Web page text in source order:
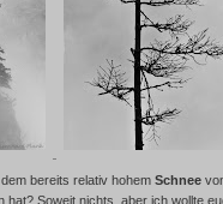
bereits relativ hohem Schnee
hat? Soweit nichts, aber ich wollte